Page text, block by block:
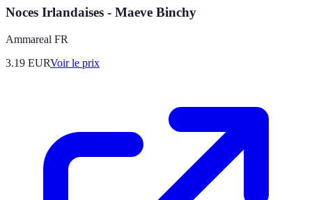
Noces Irlandaises - Maeve Binchy
Ammareal FR
3.19 EURVoir le prix